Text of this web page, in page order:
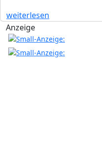
weiterlesen
Anzeige